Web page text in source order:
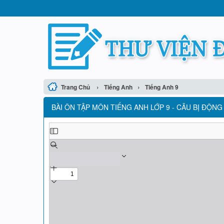
Trang Chủ › Tiếng Anh › Tiếng Anh 9
BÀI ÔN TẬP MÔN TIẾNG ANH LỚP 9 - CÂU BỊ ĐỘNG